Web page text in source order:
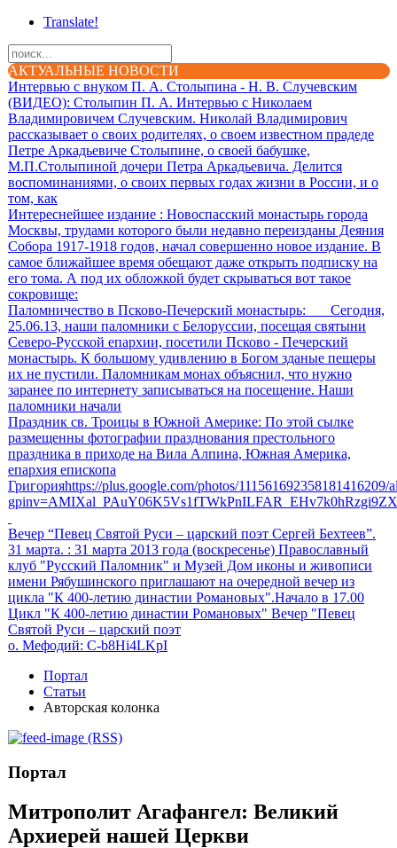
Translate!
АКТУАЛЬНЫЕ НОВОСТИ
Интервью с внуком П. А. Столыпина - Н. В. Случевским
(ВИДЕО): Столыпин П. А. Интервью с Николаем
Владимировичем Случевским. Николай Владимирович
рассказывает о своих родителях, о своем известном прадеде
Петре Аркадьевиче Столыпине, о своей бабушке,
М.П.Столыпиной дочери Петра Аркадьевича. Делится
воспоминаниями, о своих первых годах жизни в России, и о
том, как
Интереснейшее издание : Новоспасский монастырь города
Москвы, трудами которого были недавно переизданы Деяния
Собора 1917-1918 годов, начал совершенно новое издание. В
самое ближайшее время обещают даже открыть подписку на
его тома. А под их обложкой будет скрываться вот такое
сокровище:
Паломничество в Псково-Печерский монастырь: Сегодня,
25.06.13, наши паломники с Белоруссии, посещая святыни
Северо-Русской епархии, посетили Псково - Печерский
монастырь. К большому удивлению в Богом зданые пещеры
их не пустили. Паломникам монах объяснил, что нужно
заранее по интернету записываться на посещение. Наши
паломники начали
Праздник св. Троицы в Южной Америке: По этой сылке
размещенны фотографии празднования престольного
праздника в приходе на Вила Алпина, Южная Америка,
епархия епископа
Григорияhttps://plus.google.com/photos/111561692358181416209/
Вечер “Певец Святой Руси – царский поэт Сергей Бехтеев”.
31 марта. : 31 марта 2013 года (воскресенье) Православный
клуб "Русский Паломник" и Музей Дом иконы и живописи
имени Рябушинского приглашают на очередной вечер из
цикла "К 400-летию династии Романовых".Начало в 17.00
Цикл "К 400-летию династии Романовых" Вечер "Певец
Святой Руси – царский поэт
о. Мефодий: C-b8Hi4LKpI
Портал
Статьи
Авторская колонка
(RSS)
Портал
Митрополит Агафангел: Великий
Архиерей нашей Церкви